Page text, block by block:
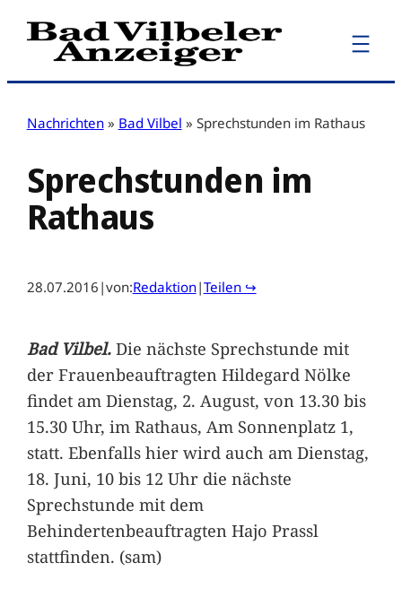
Zum
Inhalt
Nachrichten » Bad Vilbel » Sprechstunden im Rathaus
Sprechstunden im
Rathaus
28.07.2016 |von:Redaktion|Teilen ↪
Bad Vilbel. Die nächste Sprechstunde mit
der Frauenbeauftragten Hildegard Nölke
findet am Dienstag, 2. August, von 13.30 bis
15.30 Uhr, im Rathaus, Am Sonnenplatz 1,
statt. Ebenfalls hier wird auch am Dienstag,
18. Juni, 10 bis 12 Uhr die nächste
Sprechstunde mit dem
Behindertenbeauftragten Hajo Prassl
stattfinden. (sam)